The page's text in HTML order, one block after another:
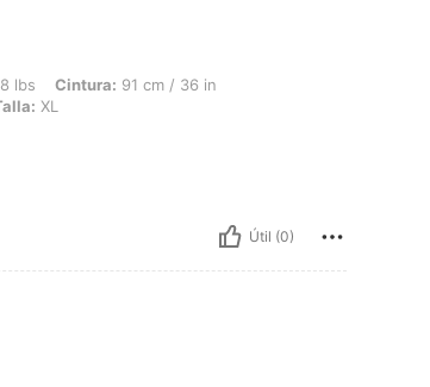
cm / 36 in, Busto: 104 cm / 41 in, Caderas: 109 cm / 43 in,
lbs Cintura: 91 cm / 36 in
XL
Útil (0)